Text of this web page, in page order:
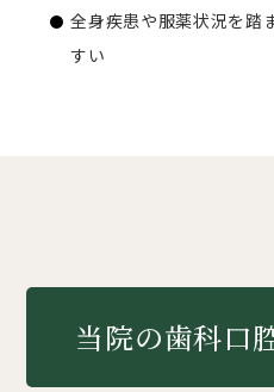
全身疾患や服薬状況を踏
すい
当院の歯科口